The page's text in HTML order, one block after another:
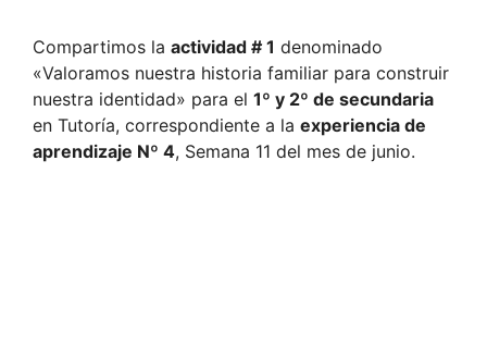
Compartimos la actividad # 1 denominado
«Valoramos nuestra historia familiar para construir
nuestra identidad» para el 1º y 2º de secundaria
en Tutoría, correspondiente a la experiencia de
aprendizaje Nº 4, Semana 11 del mes de junio.